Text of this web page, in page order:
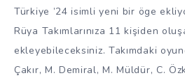
Türkiye ’24 isimli yeni bir öge
Rüya Takımlarınıza 11 kişiden
ekleyebileceksiniz. Takımdaki
Çakır, M. Demiral, M. Müldür, C.